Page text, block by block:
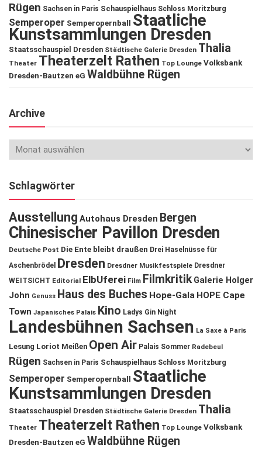
Rügen Sachsen in Paris Schauspielhaus Schloss Moritzburg
Semperoper Semperopernball Staatliche
Kunstsammlungen Dresden
Staatsschauspiel Dresden Städtische Galerie Dresden Thalia
Theater Theaterzelt Rathen Top Lounge Volksbank
Dresden-Bautzen eG Waldbühne Rügen
Archive
Schlagwörter
Ausstellung Autohaus Dresden Bergen
Chinesischer Pavillon Dresden
Deutsche Post Die Ente bleibt draußen Drei Haselnüsse für
Aschenbrödel
Dresden Dresdner Musikfestspiele Dresdner
WEITSICHT Editorial ElbUferei Film Filmkritik Galerie Holger
John Genuss Haus des Buches Hope-Gala HOPE Cape
Town Japanisches Palais Kino Ladys Gin Night
Landesbühnen Sachsen La Saxe à Paris
Lesung Loriot Meißen Open Air Palais Sommer Radebeul
Rügen Sachsen in Paris Schauspielhaus Schloss Moritzburg
Semperoper Semperopernball
Staatliche
Kunstsammlungen Dresden
Staatsschauspiel Dresden Städtische Galerie Dresden Thalia
Theater Theaterzelt Rathen Top Lounge Volksbank
Dresden-Bautzen eG Waldbühne Rügen